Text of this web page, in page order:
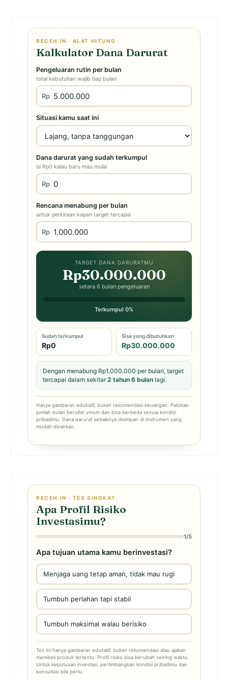
RECEH.IN · ALAT HITUNG
Kalkulator Dana Darurat
Pengeluaran rutin per bulan
total kebutuhan wajib tiap bulan
Rp
Situasi kamu saat ini
Dana darurat yang sudah terkumpul
isi Rp0 kalau baru mau mulai
Rp
Rencana menabung per bulan
untuk perkiraan kapan target tercapai
Rp
TARGET DANA DARURATMU
Rp30.000.000
setara 6 bulan pengeluaran
Terkumpul 0%
Sudah terkumpul
Rp0
Sisa yang dibutuhkan
Rp30.000.000
Dengan menabung Rp1.000.000 per bulan, target
tercapai dalam sekitar2 tahun 6 bulan lagi.
Hanya gambaran edukatif, bukan rekomendasi keuangan. Patokan
jumlah bulan bersifat umum dan bisa berbeda sesuai kondisi
pribadimu. Dana darurat sebaiknya disimpan di instrumen yang
mudah dicairkan.
RECEH.IN · TES SINGKAT
Apa Profil Risiko
Investasimu?
1/5
Apa tujuan utama kamu berinvestasi?
Menjaga uang tetap aman, tidak mau rugi
Tumbuh perlahan tapi stabil
Tumbuh maksimal walau berisiko
Tes ini hanya gambaran edukatif, bukan rekomendasi atau ajakan
membeli produk tertentu. Profil risiko bisa berubah seiring waktu.
Untuk keputusan investasi, pertimbangkan kondisi pribadimu dan
konsultasi bila perlu.